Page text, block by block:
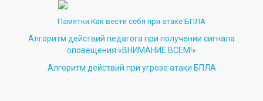
Памятки Как вести себя при атаке БПЛА
Алгоритм действий педагога при получении сигнала
оповещения «ВНИМАНИЕ ВСЕМ!»
Алгоритм действий при угрозе атаки БПЛА